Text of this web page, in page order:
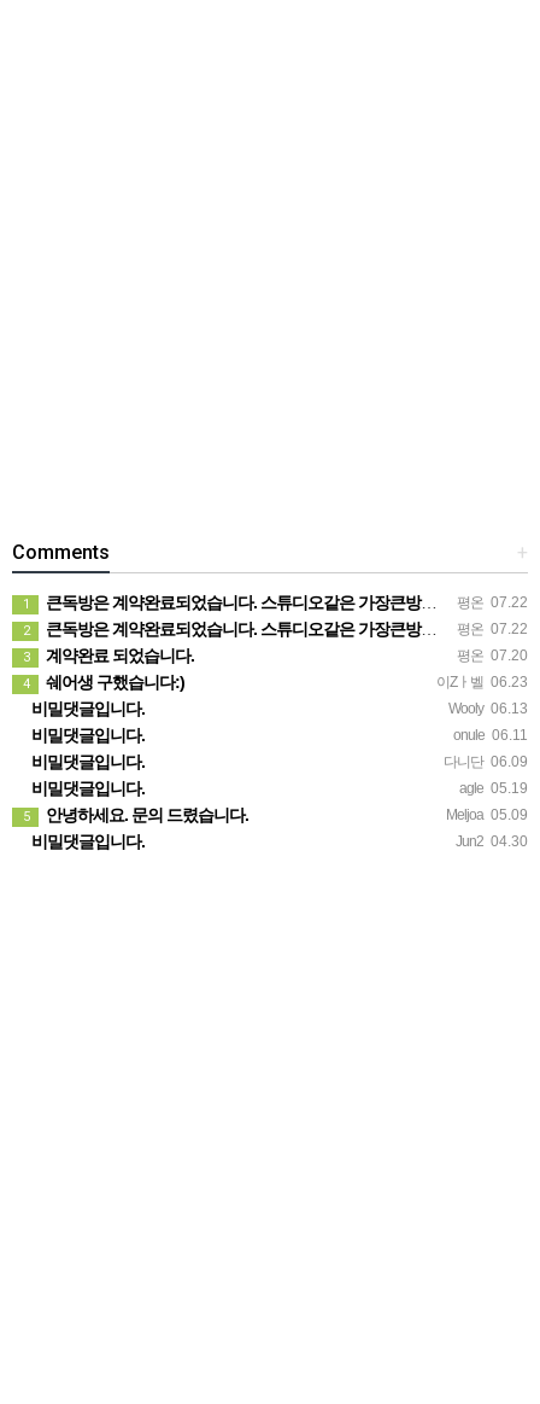
+
Comments
평온 07.22
1 큰독방은 계약완료되었습니다. 스튜디오같은 가장큰방을 2인동시 또는 혼자서 큰독방으로도 즉시입주 가능합니다.
평온 07.22
2 큰독방은 계약완료되었습니다. 스튜디오같은 가장큰방을 2인동시 또는 혼자서 큰독방으로도 즉시입주 가능합니다.
평온 07.20
3 계약완료 되었습니다.
이Zㅏ벨 06.23
4 쉐어생 구했습니다:)
Wooly 06.13
비밀댓글입니다.
onule 06.11
비밀댓글입니다.
다니단 06.09
비밀댓글입니다.
agle 05.19
비밀댓글입니다.
Meljoa 05.09
5 안녕하세요. 문의 드렸습니다.
Jun2 04.30
비밀댓글입니다.